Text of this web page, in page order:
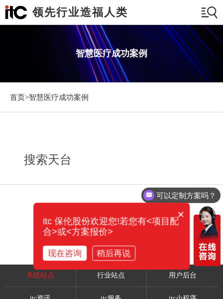
领先行业造福人类
智慧医疗成功案例
首页>智慧医疗成功案例
搜索天台
系统站点 行业站点 用户后台
可以定制方案吗？
×
itc 保伦股份欢迎您!若您有<项目配
合>或<方案报价>
现在咨询 稍后再说